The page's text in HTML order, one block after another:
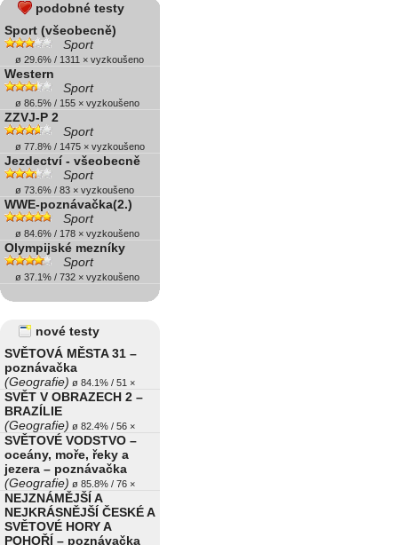
podobné testy
Sport (všeobecně)
Sport
ø 29.6% / 1311 × vyzkoušeno
Western
Sport
ø 86.5% / 155 × vyzkoušeno
ZZVJ-P 2
Sport
ø 77.8% / 1475 × vyzkoušeno
Jezdectví - všeobecně
Sport
ø 73.6% / 83 × vyzkoušeno
WWE-poznávačka(2.)
Sport
ø 84.6% / 178 × vyzkoušeno
Olympijské mezníky
Sport
ø 37.1% / 732 × vyzkoušeno
nové testy
SVĚTOVÁ MĚSTA 31 –
poznávačka
(Geografie) ø 84.1% / 51 ×
SVĚT V OBRAZECH 2 –
BRAZÍLIE
(Geografie) ø 82.4% / 56 ×
SVĚTOVÉ VODSTVO –
oceány, moře, řeky a
jezera – poznávačka
(Geografie) ø 85.8% / 76 ×
NEJZNÁMĚJŠÍ A
NEJKRÁSNĚJŠÍ ČESKÉ A
SVĚTOVÉ HORY A
POHOŘÍ – poznávačka